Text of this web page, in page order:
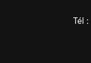
Tél :